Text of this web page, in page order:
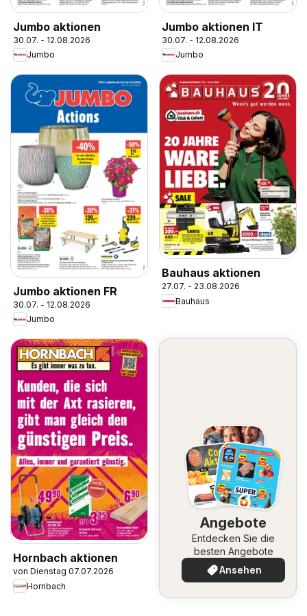
Jumbo aktionen
30.07. - 12.08.2026
Jumbo
Jumbo aktionen IT
30.07. - 12.08.2026
Jumbo
Jumbo aktionen FR
30.07. - 12.08.2026
Jumbo
Bauhaus aktionen
27.07. - 23.08.2026
Bauhaus
Hornbach aktionen
von Dienstag 07.07.2026
Hornbach
Angebote
Entdecken Sie die
besten Angebote
Ansehen